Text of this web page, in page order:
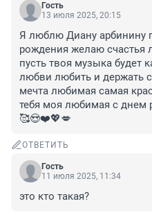
Гость
13 июля 2025, 20:15
Я люблю Диану арбинину
рождения желаю счастья
пусть твоя музыка будет
любви любить и держать
мечта любимая самая
тебя моя любимая с днем
🥰😍❤️💖💋
ОТВЕТИТЬ
Гость
11 июля 2025, 11:34
это кто такая?